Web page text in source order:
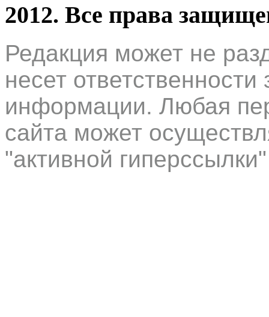
2012. Все права
Редакция может не
несет
информации. Любая
сайта может
"активной